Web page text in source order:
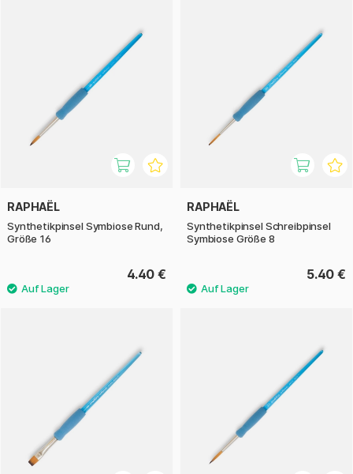
RAPHAËL
Synthetikpinsel Symbiose Rund,
Größe 16
4.40 €
RAPHAËL
Synthetikpinsel Schreibpinsel
Symbiose Größe 8
5.40 €